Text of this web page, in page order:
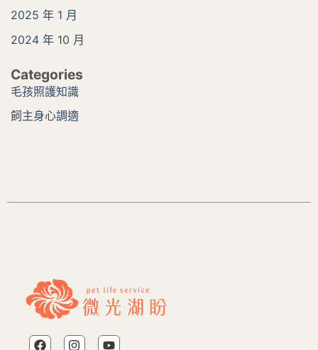
2025 年 1 月
2024 年 10 月
Categories
毛孩照護知識
飼主身心調適